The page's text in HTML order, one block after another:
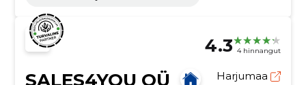
4.3 4 hinnangut
SALES4YOU OÜ Harjumaa